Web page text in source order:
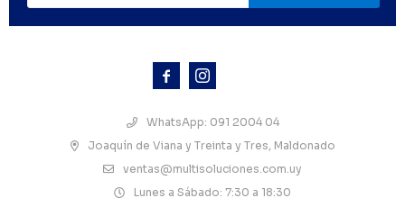
 
WhatsApp: 091 2004 04
Joaquín de Viana y Treinta y Tres, Maldonado
ventas@multisoluciones.com.uy
Lunes a Sábado: 7:30 a 18:30